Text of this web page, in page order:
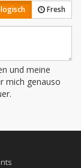
Fresh
und meine
mich genauso